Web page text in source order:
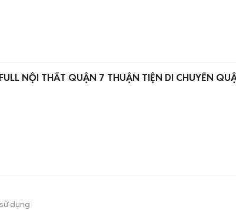
NỘI THẤT QUẬN 7 THUẬN TIỆN DI CHUYỂN
dụng